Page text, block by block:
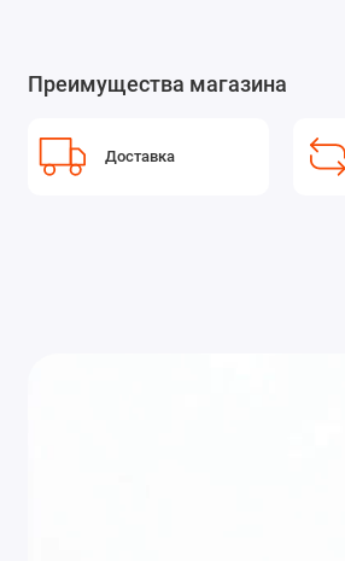
Преимущества магазина
Доставка